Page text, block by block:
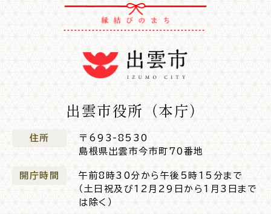
入園・入学 結婚・離婚
就職・転職・退職
病気・ケガ
出雲市役所（本庁）
住所
〒693-8530
島根県出雲市今市町70番地
開庁時間
午前8時30分から午後5時15分まで
（土日祝及び12月29日から1月3日まで
は除く）